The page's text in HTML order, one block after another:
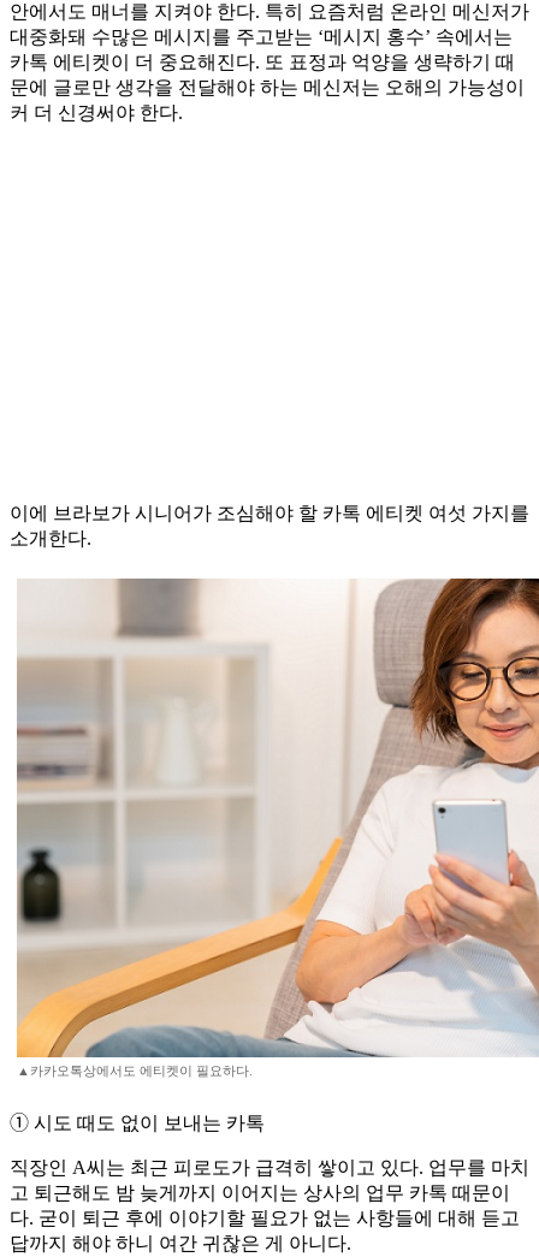
안에서도 매너를 지켜야 한다. 특히 요즘처럼 온라인 메신저가
대중화돼 수많은 메시지를 주고받는 ‘메시지 홍수’ 속에서는
카톡 에티켓이 더 중요해진다. 또 표정과 억양을 생략하기 때
문에 글로만 생각을 전달해야 하는 메신저는 오해의 가능성이
커 더 신경써야 한다.
이에 브라보가 시니어가 조심해야 할 카톡 에티켓 여섯 가지를
소개한다.
▲카카오톡상에서도 에티켓이 필요하다.
➀ 시도 때도 없이 보내는 카톡
직장인 A씨는 최근 피로도가 급격히 쌓이고 있다. 업무를 마치
고 퇴근해도 밤 늦게까지 이어지는 상사의 업무 카톡 때문이
다. 굳이 퇴근 후에 이야기할 필요가 없는 사항들에 대해 듣고
답까지 해야 하니 여간 귀찮은 게 아니다.